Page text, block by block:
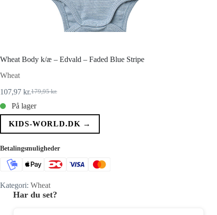
Wheat Body k/æ – Edvald – Faded Blue Stripe
Wheat
179,95kr.
Den
oprindelige
pris
var:
107,97 kr.Den
aktuelle
pris
er:
På lager
KIDS-WORLD.DK →
Betalingsmuligheder
Kategori: Wheat
Har du set?